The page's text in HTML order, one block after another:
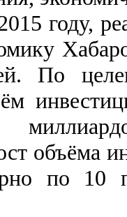
году,
По
объёма
по